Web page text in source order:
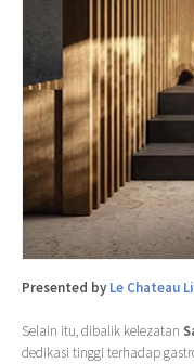
Presented by Le Chateau
Selain itu, dibalik kelezatan
dedikasi tinggi terhadap